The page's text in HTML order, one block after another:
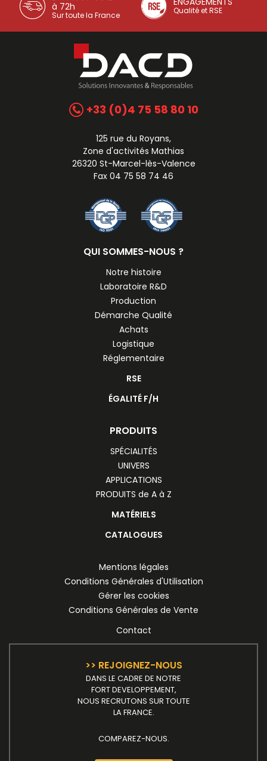
à 72h
Sur toute la France Qualité et RSE
+33 (0)4 75 58 80 10
125 rue du Royans,
Zone d'activités Mathias
26320 St-Marcel-lès-Valence
Fax 04 75 58 74 46
QUI SOMMES-NOUS ?
Notre histoire
Laboratoire R&D
Production
Démarche Qualité
Achats
Logistique
Réglementaire
RSE
ÉGALITÉ F/H
PRODUITS
SPÉCIALITÉS
UNIVERS
APPLICATIONS
PRODUITS de A à Z
MATÉRIELS
CATALOGUES
Mentions légales
Conditions Générales d'Utilisation
Gérer les cookies
Conditions Générales de Vente
Contact
>> REJOIGNEZ-NOUS
DANS LE CADRE DE NOTRE
FORT DEVELOPPEMENT,
NOUS RECRUTONS SUR TOUTE
LA FRANCE.
COMPAREZ-NOUS.